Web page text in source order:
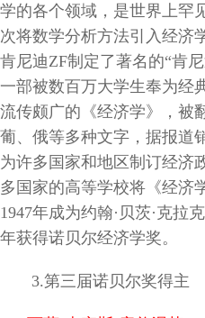
学的各个领域，是世界上罕
次将数学分析方法引入经济
肯尼迪ZF制定了著名的“肯
一部被数百万大学生奉为经
流传颇广的《经济学》，被
葡、俄等多种文字，据报道
为许多国家和地区制订经济
多国家的高等学校将《经济
1947年成为约翰·贝茨·克拉
年获得诺贝尔经济学奖。
3.第三届诺贝尔奖得主